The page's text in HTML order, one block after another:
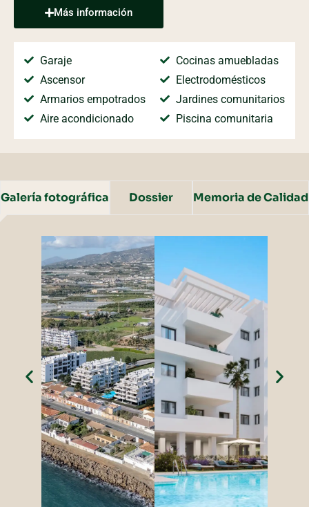
Más información
Garaje
Ascensor
Armarios empotrados
Aire acondicionado
Cocinas amuebladas
Electrodomésticos
Jardines comunitarios
Piscina comunitaria
Galería fotográfica Dossier Memoria de Calidad